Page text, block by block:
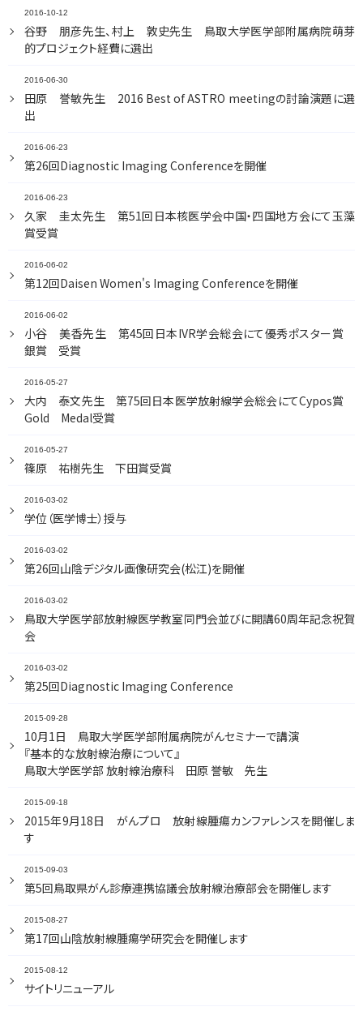
2016-10-12
谷野 朋彦先生、村上 敦史先生 鳥取大学医学部附属病院萌芽
的プロジェクト経費に選出
2016-06-30
田原 誉敏先生 2016 Best of ASTRO meetingの討論演題に選
出
2016-06-23
第26回Diagnostic Imaging Conferenceを開催
2016-06-23
久家 圭太先生 第51回日本核医学会中国・四国地方会にて玉藻
賞受賞
2016-06-02
第12回Daisen Women's Imaging Conferenceを開催
2016-06-02
小谷 美香先生 第45回日本IVR学会総会にて優秀ポスター賞
銀賞 受賞
2016-05-27
大内 泰文先生 第75回日本医学放射線学会総会にてCypos賞
Gold Medal受賞
2016-05-27
篠原 祐樹先生 下田賞受賞
2016-03-02
学位（医学博士）授与
2016-03-02
第26回山陰デジタル画像研究会(松江)を開催
2016-03-02
鳥取大学医学部放射線医学教室同門会並びに開講60周年記念祝賀
会
2016-03-02
第25回Diagnostic Imaging Conference
2015-09-28
10月1日 鳥取大学医学部附属病院がんセミナーで講演
『基本的な放射線治療について』
鳥取大学医学部 放射線治療科 田原 誉敏 先生
2015-09-18
2015年9月18日 がんプロ 放射線腫瘍カンファレンスを開催しま
す
2015-09-03
第5回鳥取県がん診療連携協議会放射線治療部会を開催します
2015-08-27
第17回山陰放射線腫瘍学研究会を開催します
2015-08-12
サイトリニューアル